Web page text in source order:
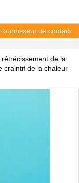
Fournisseur de contact
de la
craintif de la chaleur